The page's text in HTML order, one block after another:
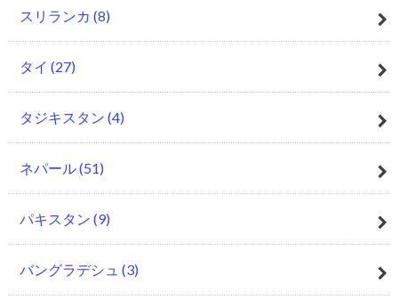
スリランカ (8)
タイ (27)
タジキスタン (4)
ネパール(51)
パキスタン (9)
バングラデシュ (3)